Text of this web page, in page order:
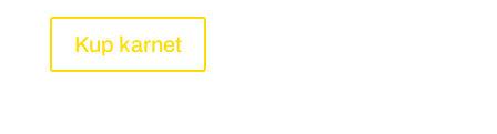
Kup karnet